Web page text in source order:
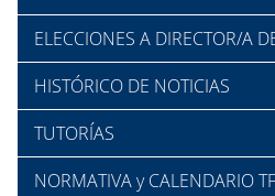
ELECCIONES A DIRECTOR/A
HISTÓRICO DE NOTICIAS
TUTORÍAS
NORMATIVA y CALENDARIO